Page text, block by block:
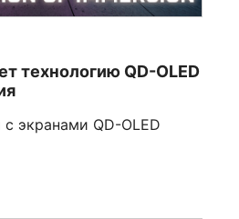
технологию QD-OLED
экранами QD-OLED